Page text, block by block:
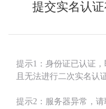
提交实名认
提示1：身份证已认证
且无法进行二次实名认
提示2：服务器异常，